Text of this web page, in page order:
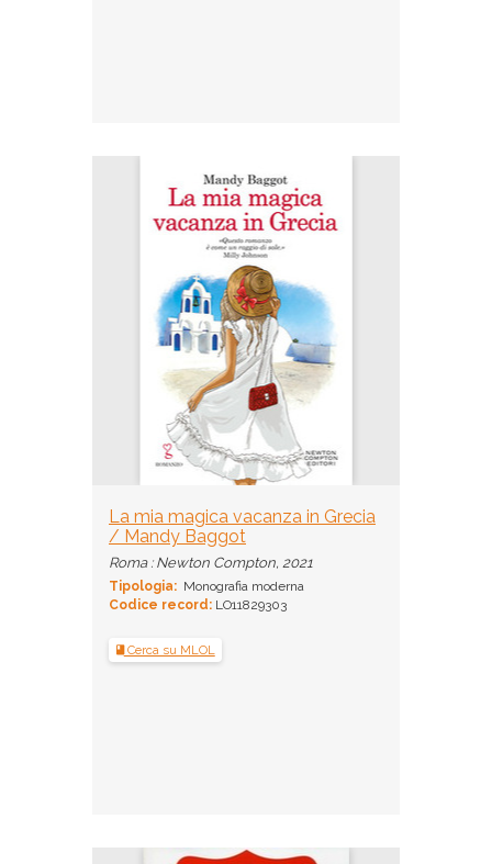
La mia magica vacanza in Grecia
/ Mandy Baggot
Roma : Newton Compton, 2021
Tipologia: Monografia moderna
Codice record: LO11829303
Cerca su MLOL